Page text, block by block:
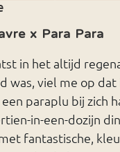
x Para Para
in het altijd
was, viel me op
paraplu bij zich
in-een-dozijn
fantastische,